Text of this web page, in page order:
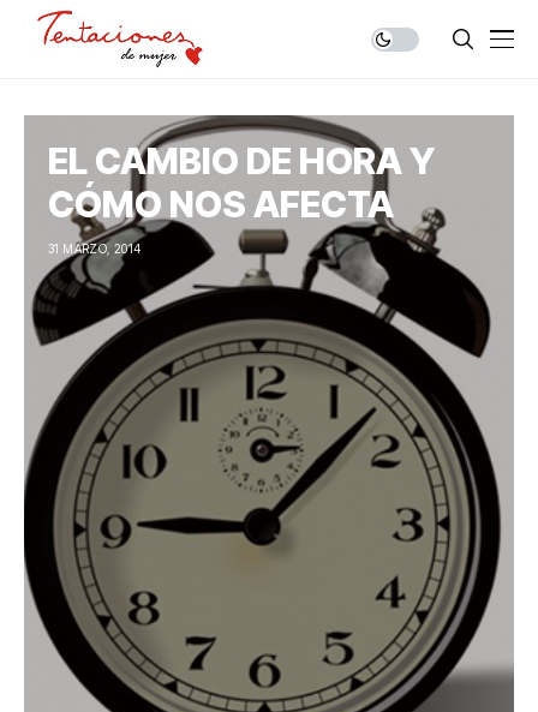
EL CAMBIO DE HORA Y
CÓMO NOS AFECTA
31 MARZO, 2014